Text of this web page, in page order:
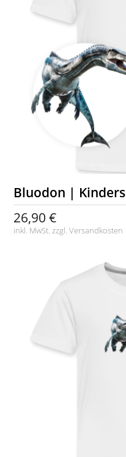
Bluodon |
26,90 €
inkl. MwSt. zzgl.Versandkosten